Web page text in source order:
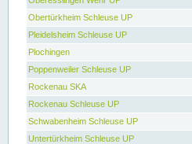
Obertürkheim Schleuse UP
Pleidelsheim Schleuse UP
Plochingen
Poppenweiler Schleuse UP
Rockenau SKA
Rockenau Schleuse UP
Schwabenheim Schleuse UP
Untertürkheim Schleuse UP